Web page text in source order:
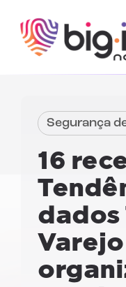
Segurança
16
dados
Varejo